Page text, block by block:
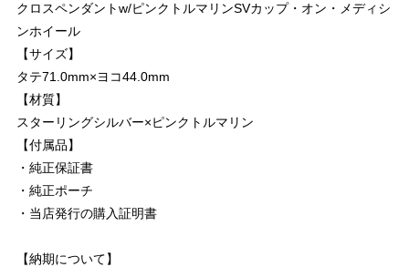
クロスペンダントw/ピンクトルマリンSVカップ・オン・メディシ
ンホイール
【サイズ】
タテ71.0mm×ヨコ44.0mm
【材質】
スターリングシルバー×ピンクトルマリン
【付属品】
・純正保証書
・純正ポーチ
・当店発行の購入証明書
【納期について】